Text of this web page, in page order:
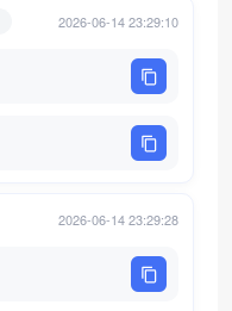
2026-06-14 23:29:10
2026-06-14 23:29:28